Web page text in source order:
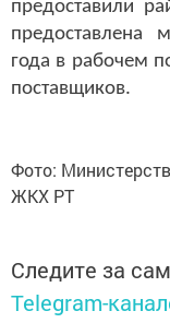
предоставили
предоставлена
года в рабочем
поставщиков.
Фото:
ЖКХ РТ
Следите за
Telegram-